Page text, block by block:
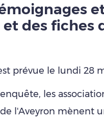
des fiches
prévue le lundi 28
les
l'Aveyron mènent